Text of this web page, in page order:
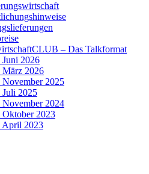
– Das Talkformat
2026
2026
2025
2025
2024
2023
2023